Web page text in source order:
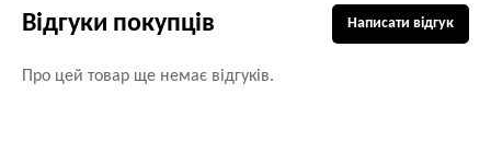
Відгуки покупців
Про цей товар ще немає відгуків.
Написати відгук